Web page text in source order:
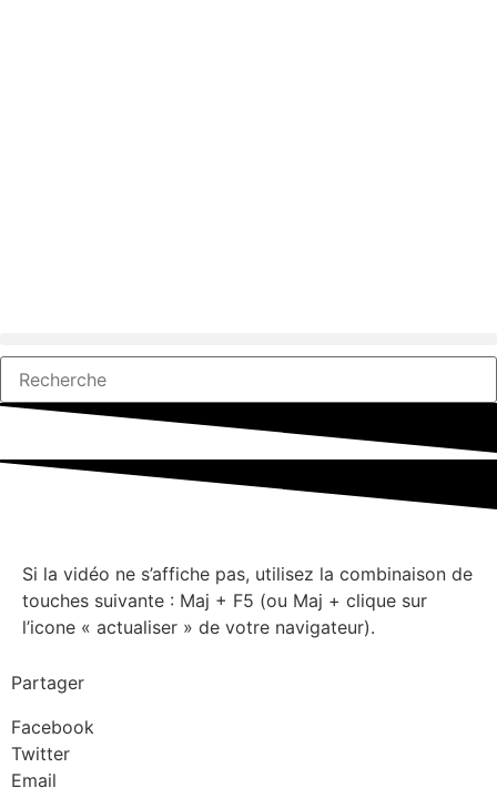
Si la vidéo ne s’affiche pas, utilisez la combinaison de
touches suivante : Maj + F5 (ou Maj + clique sur
l’icone « actualiser » de votre navigateur).
Partager
Facebook
Twitter
Email